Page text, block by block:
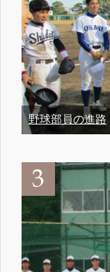
野球部員の進路